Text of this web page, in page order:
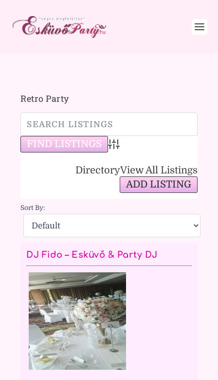
Retro Party
Advanced Search
DirectoryView All Listings
ADD LISTING
Sort By:
DJ Fido – Esküvő & Party DJ